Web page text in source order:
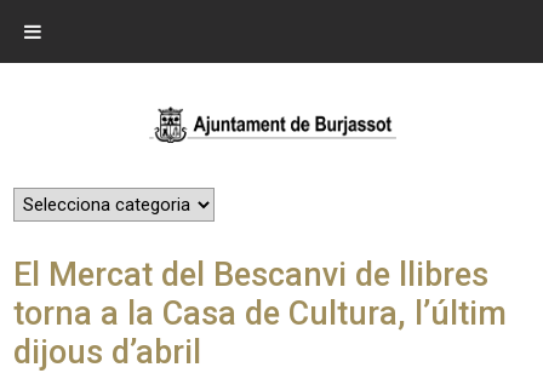
El Mercat del Bescanvi de llibres
torna a la Casa de Cultura, l’últim
dijous d’abril